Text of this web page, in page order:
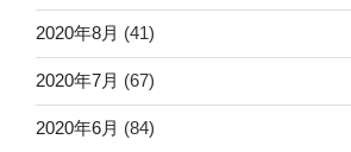
2020年8月 (41)
2020年7月 (67)
2020年6月 (84)